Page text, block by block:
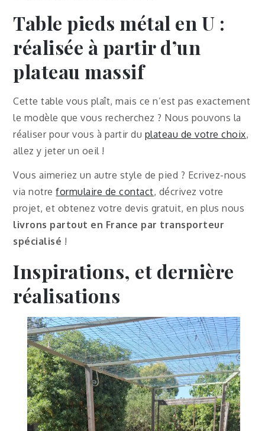
Table pieds métal en U :
réalisée à partir d’un
plateau massif
Cette table vous plaît, mais ce n’est pas exactement
le modèle que vous recherchez ? Nous pouvons la
réaliser pour vous à partir du plateau de votre choix,
allez y jeter un oeil !
Vous aimeriez un autre style de pied ? Ecrivez-nous
via notreformulaire de contact, décrivez votre
projet, et obtenez votre devis gratuit, en plus nous
livrons partout en France par transporteur
spécialisé !
Inspirations, et dernière
réalisations